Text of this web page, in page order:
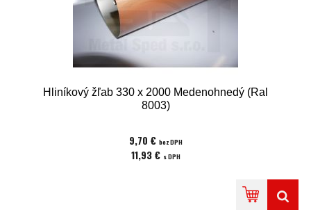
Hliníkový žľab 330 x 2000 Medenohnedý (Ral
8003)
9,70 € bez DPH
11,93 € s DPH